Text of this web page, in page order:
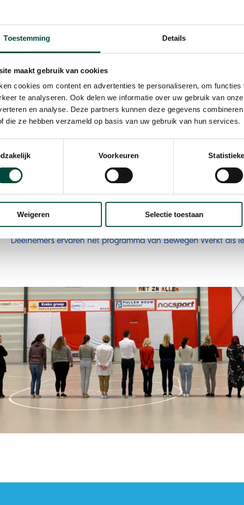
Toestemming Details
maakt gebruik van cookies
cookies om content en advertenties te personaliseren, om
te analyseren. Ook delen we informatie over uw gebruik van
en analyse. Deze partners kunnen deze gegevens
die ze hebben verzameld op basis van uw gebruik van hun services.
Voorkeuren
Weigeren Selectie toestaan
de casemanagers bij Avres
‘‘Een sleutelpersoon is iemand uit de
tussen de statushouders en Avres.
en een Eritrese sleutelpersoon. Zij
beweegprogramma.’’
Klantmanager aan het
te zijn voor de deelnemers. ‘‘Iedere week sport ik of een
en nemen deel aan activiteiten, zodat deelnemers een
betaald werk, 20% naar gesubsidieerd werk, 20% naar
en 10% met scholing. Martine ontvangt veel
‘‘Deelnemers ervaren het programma van Bewegen Werkt als